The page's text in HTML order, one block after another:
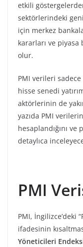
etkili
sektörlerindeki
için merkez
kararları ve
olur.
PMI verileri
hisse senedi
aktörlerinin de
yazıda PMI
hesaplandığını
detaylıca
PMI
PMI, İngilizce’deki
ifadesinin
Yöneticileri